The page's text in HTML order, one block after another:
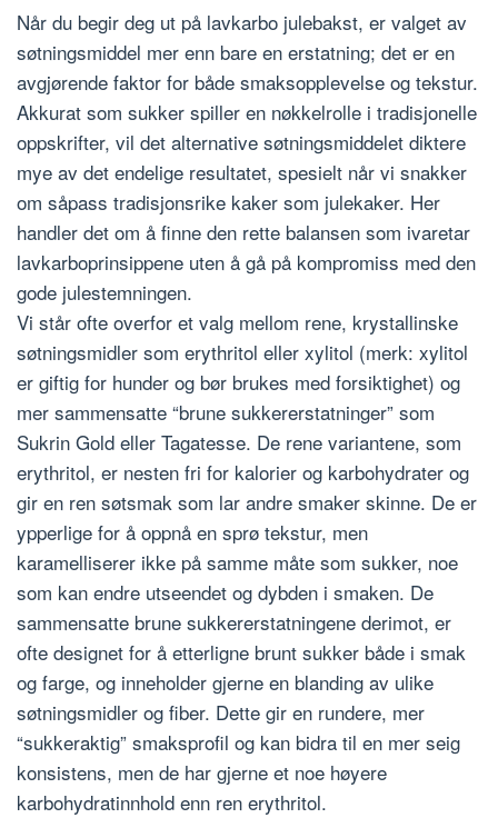
Når du begir deg ut på lavkarbo julebakst, er valget av
søtningsmiddel mer enn bare en erstatning; det er en
avgjørende faktor for både smaksopplevelse og tekstur.
Akkurat som sukker spiller en nøkkelrolle i tradisjonelle
oppskrifter, vil det alternative søtningsmiddelet diktere
mye av det endelige resultatet, spesielt når vi snakker
om såpass tradisjonsrike kaker som julekaker. Her
handler det om å finne den rette balansen som ivaretar
lavkarboprinsippene uten å gå på kompromiss med den
gode julestemningen.
Vi står ofte overfor et valg mellom rene, krystallinske
søtningsmidler som erythritol eller xylitol (merk: xylitol
er giftig for hunder og bør brukes med forsiktighet) og
mer sammensatte “brune sukkererstatninger” som
Sukrin Gold eller Tagatesse. De rene variantene, som
erythritol, er nesten fri for kalorier og karbohydrater og
gir en ren søtsmak som lar andre smaker skinne. De er
ypperlige for å oppnå en sprø tekstur, men
karamelliserer ikke på samme måte som sukker, noe
som kan endre utseendet og dybden i smaken. De
sammensatte brune sukkererstatningene derimot, er
ofte designet for å etterligne brunt sukker både i smak
og farge, og inneholder gjerne en blanding av ulike
søtningsmidler og fiber. Dette gir en rundere, mer
“sukkeraktig” smaksprofil og kan bidra til en mer seig
konsistens, men de har gjerne et noe høyere
karbohydratinnhold enn ren erythritol.